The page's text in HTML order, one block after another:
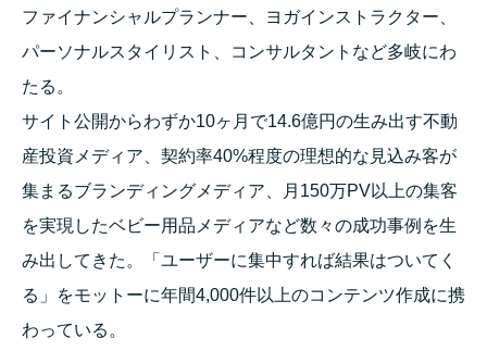
ファイナンシャルプランナー、ヨガインストラクター、
パーソナルスタイリスト、コンサルタントなど多岐にわ
たる。
サイト公開からわずか10ヶ月で14.6億円の生み出す不動
産投資メディア、契約率40%程度の理想的な見込み客が
集まるブランディングメディア、月150万PV以上の集客
を実現したベビー用品メディアなど数々の成功事例を生
み出してきた。「ユーザーに集中すれば結果はついてく
る」をモットーに年間4,000件以上のコンテンツ作成に携
わっている。